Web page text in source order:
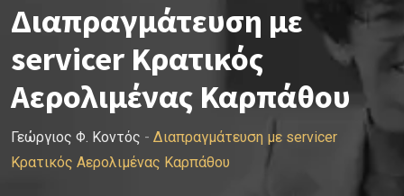
Διαπραγμάτευση με
servicer Κρατικός
Αερολιμένας Καρπάθου
Γεώργιος Φ. Κοντός - Διαπραγμάτευση με servicer
Κρατικός Αερολιμένας Καρπάθου